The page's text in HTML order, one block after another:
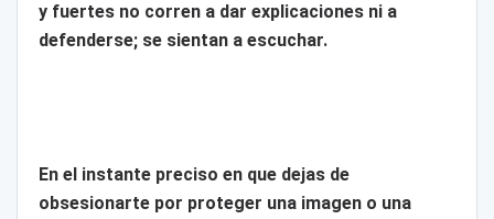
y fuertes no corren a dar explicaciones ni a
defenderse; se sientan a escuchar.
En el instante preciso en que dejas de
obsesionarte por proteger una imagen o una